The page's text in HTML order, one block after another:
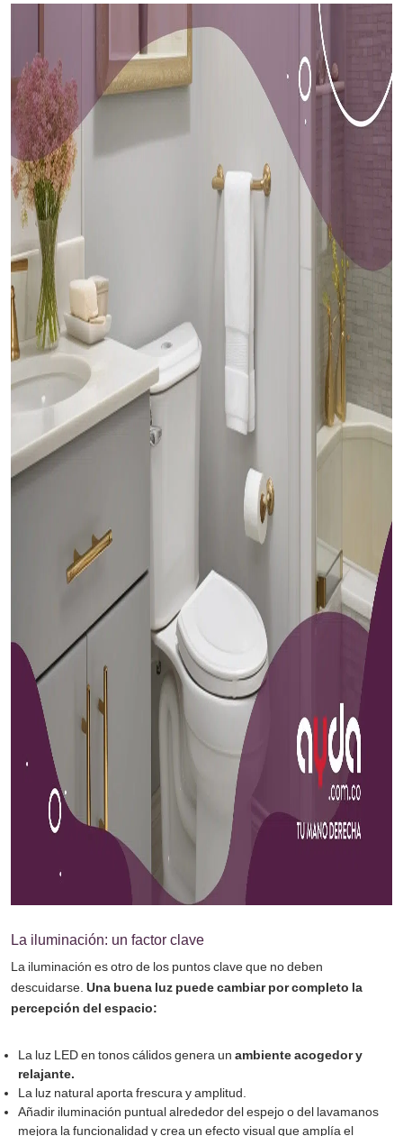
La iluminación: un factor clave
La iluminación es otro de los puntos clave que no deben
descuidarse. Una buena luz puede cambiar por completo la
percepción del espacio:
La luz LED en tonos cálidos genera unambiente acogedor y
relajante.
La luz natural aporta frescura y amplitud.
Añadir iluminación puntual alrededor del espejo o del lavamanos
mejora la funcionalidad y crea un efecto visual que amplía el